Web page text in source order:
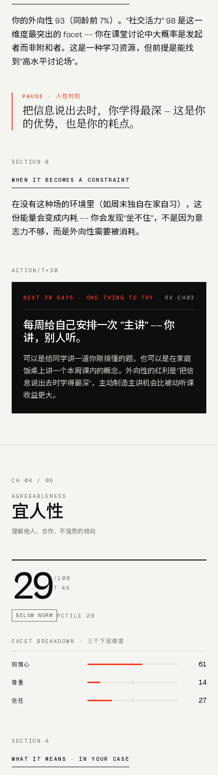
你的外向性 93（同龄前 7%）。"社交活力" 98 是这一
维度最突出的 facet —— 你在课堂讨论中大概率是发起
者而非附和者。这是一种学习资源，但前提是能找
到"高水平讨论场"。
PAUSE · 人性时刻
把信息说出去时，你学得最深 — 这是你
的优势，也是你的耗点。
SECTION·B
WHEN IT BECOMES A CONSTRAINT
在没有这种场的环境里（如周末独自在家自习），这
份能量会变成内耗 —— 你会发现"坐不住"，不是因为意
志力不够，而是外向性需要被消耗。
ACTION/T+30
NEXT 30 DAYS · ONE THING TO TRY RX·CH 03
每周给自己安排一次 "主讲" —— 你
讲，别人听。
可以是给同学讲一道你刚搞懂的题，也可以是在家庭
饭桌上讲一个本周课内的概念。外向性的红利是"把信
息说出去时学得最深"，主动制造主讲机会比被动听课
收益更大。
CH· 04 / 05
AGREEABLENESS
宜人性
理解他人、合作、不强势的倾向
29 /100
T· 45
BELOW NORM PCTILE 29
FACET BREAKDOWN · 三个下层维度
同情心 61
尊重 14
信任 27
SECTION·A
WHAT IT MEANS · IN YOUR CASE